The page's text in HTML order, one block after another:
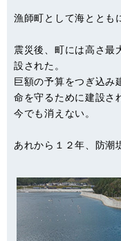
漁師町として海ととも
震災後、町には高さ最
設された。
巨額の予算をつぎ込み
命を守るために建設さ
今でも消えない。
あれから１２年、防潮